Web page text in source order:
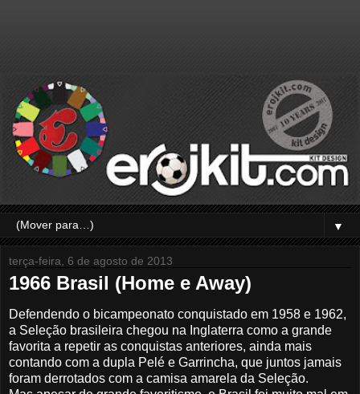
▼
terça-feira, 6 de agosto de 2013
1966 Brasil (Home e Away)
Defendendo o bicampeonato conquistado em 1958 e 1962,
a Seleção brasileira chegou na Inglaterra como a grande
favorita a repetir as conquistas anteriores, ainda mais
contando com a dupla Pelé e Garrincha, que juntos jamais
foram derrotados com a camisa amarela da Seleção.